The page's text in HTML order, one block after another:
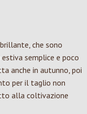
che sono
semplice e poco
anche in autunno, poi
per il taglio non
alla coltivazione